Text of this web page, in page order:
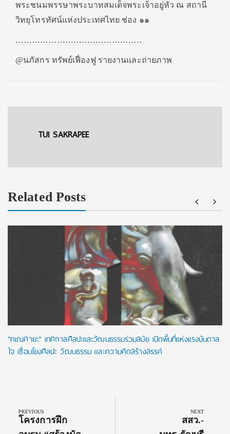
พระชนมพรรษาพระบาทสมเด็จพระเจ้าอยู่หัว ณ​ สถานี
วิทยุโทรทัศน์แห่งประเทศไทย ช่อง ๑๑
……………………………………….
@นภัสกร ทรัพย์เฟื่องฟู รายงานและถ่ายภาพ
TUI SAKRAPEE
Related Posts
“คเณศายะ” เทศกาลศิลปะและวัฒนธรรมร่วมสมัย เปิดพื้นที่แห่งแรงบันดาล
ใจ เชื่อมโยงศิลปะ วัฒนธรรม และความคิดสร้างสรรค์
navigation
PREVIOUS
Previous
โครงการฝึก
NEXT
Next
สสว.-